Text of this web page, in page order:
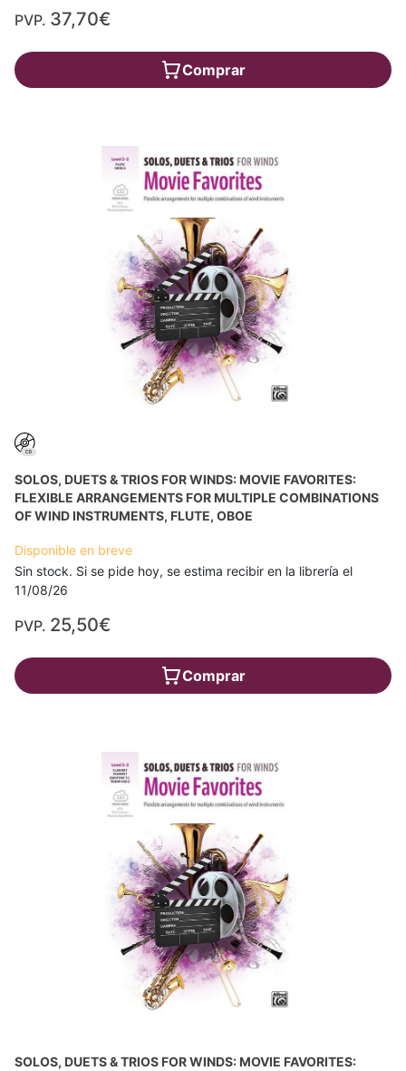
PVP. 37,70€
Comprar
SOLOS, DUETS & TRIOS FOR WINDS: MOVIE FAVORITES:
FLEXIBLE ARRANGEMENTS FOR MULTIPLE COMBINATIONS
OF WIND INSTRUMENTS, FLUTE, OBOE
Disponible en breve
Sin stock. Si se pide hoy, se estima recibir en la librería el
11/08/26
PVP. 25,50€
Comprar
SOLOS, DUETS & TRIOS FOR WINDS: MOVIE FAVORITES: